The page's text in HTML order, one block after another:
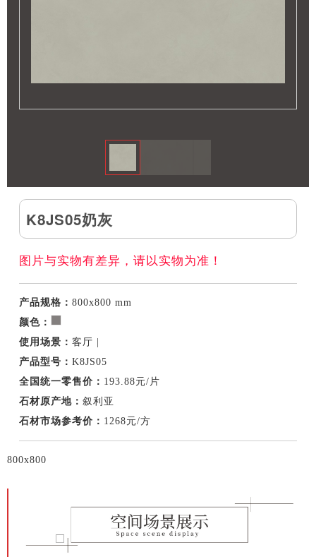
K8JS05奶灰
图片与实物有差异，请以实物为准！
产品规格：800x800 mm
颜色：
使用场景：客厅 |
产品型号：K8JS05
全国统一零售价： 193.88元/片
石材原产地：叙利亚
石材市场参考价： 1268元/方
800x800